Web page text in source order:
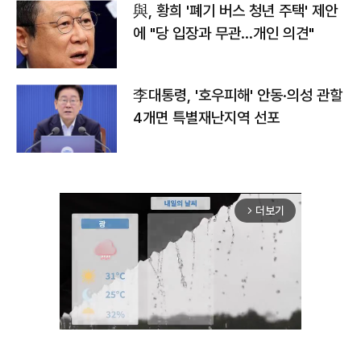
與, 황희 '폐기 버스 청년 주택' 제안
에 "당 입장과 무관…개인 의견"
李대통령, '호우피해' 안동·의성 관할
4개면 특별재난지역 선포
arrow_forward_ios 더보기